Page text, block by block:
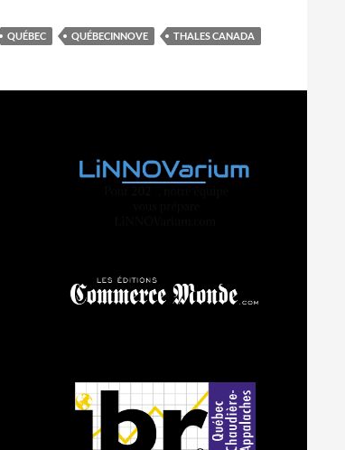
QUÉBEC QUÉBECINNOVE THALES CANADA